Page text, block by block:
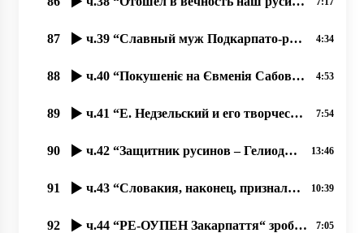
87 ч.39 “Славный муж Подкарпато-русинского народа Евмений Сабов“ 06.11.2020 прот. Димитрий Сидор 4:34
88 ч.40 “Покушеніє на Євменія Сабова“ 07.11.2020 прот. Димитрий Сидор 4:53
89 ч.41 “Е. Недзельский и его творчество“, 08.11.2020, прот. Димитрий Сидор 7:54
90 ч.42 “Защитник русинов – Гелиодор Пика“, 09.11.2020, прот. Димитрий Сидор 13:46
91 ч.43 “Словакия, наконец, признала за праздник дату 28 10 1918 г.- основание ЧСР“ 09.11.2020 10:39
92 ч.44 “РЕ-ОУПЕН Закарпаття“ зробив заклики давити нас “мягкою силою“ 14.11.2020, Димитрий Сидор 7:05